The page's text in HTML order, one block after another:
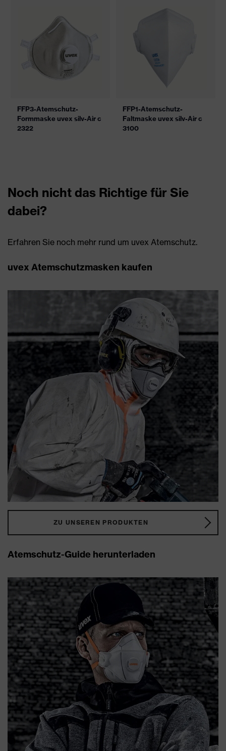
FFP3-Atemschutz-
Formmaske uvex silv-Air c
2322
FFP1-Atemschutz-
Faltmaske uvex silv-Air c
3100
Noch nicht das Richtige für Sie
dabei?
Erfahren Sie noch mehr rund um uvex Atemschutz.
uvex Atemschutzmasken kaufen
ZU UNSEREN PRODUKTEN
Atemschutz-Guide herunterladen